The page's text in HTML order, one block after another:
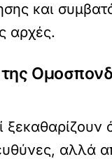
και
αρχές.
ξεκαθαρίζουν
αλλά